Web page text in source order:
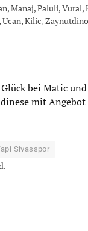
Manaj, Paluli, Vural,
Kilic,
bei Matic und
mit
Sivasspor